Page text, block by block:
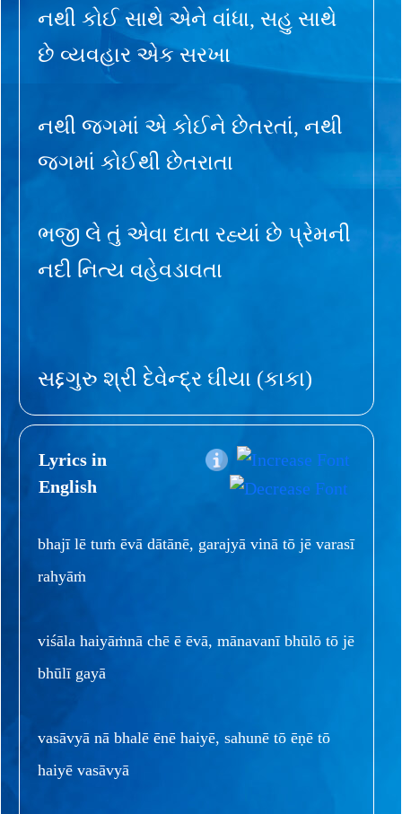
નથી કોઈ સાથે એને વાંધા, સહુ સાથે
છે વ્યવહાર એક સરખા
નથી જગમાં એ કોઈને છેતરતાં, નથી
જગમાં કોઈથી છેતરાતા
ભજી લે તું એવા દાતા રહ્યાં છે પ્રેમની
નદી નિત્ય વહેવડાવતા
સદ્દગુરુ શ્રી દેવેન્દ્ર ઘીયા (કાકા)
Lyrics in
English
bhajī lē tuṁ ēvā dātānē, garajyā vinā tō jē varasī
rahyāṁ
viśāla haiyāṁnā chē ē ēvā, mānavanī bhūlō tō jē
bhūlī gayā
vasāvyā nā bhalē ēnē haiyē, sahunē tō ēṇē tō
haiyē vasāvyā